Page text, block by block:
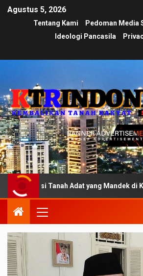
Agustus 5, 2026
Tentang Kami Pedoman Media
Ideologi Pancasila
Tanah Adat yang Mandek di Kementerian